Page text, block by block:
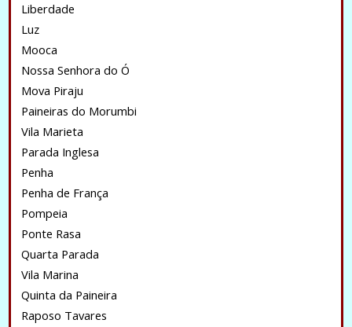
Liberdade
Luz
Mooca
Nossa Senhora do Ó
Mova Piraju
Paineiras do Morumbi
Vila Marieta
Parada Inglesa
Penha
Penha de França
Pompeia
Ponte Rasa
Quarta Parada
Vila Marina
Quinta da Paineira
Raposo Tavares